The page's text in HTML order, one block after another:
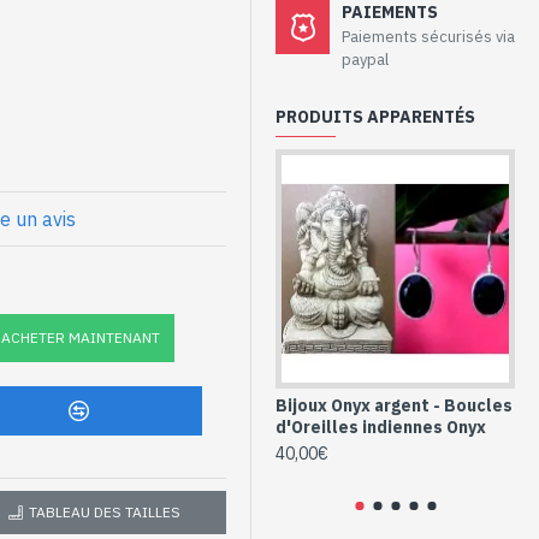
- Boucles
Améthyste
1000
pierre ovale, facettée à la
avec une attache
: 24mm x 15mm approx
argent et
ovale (BO-
un avis
ACHETER MAINTENANT
TABLEAU DES TAILLES
PAIEMENTS
Paiements sécurisés via
paypal
PRODUITS APPARENTÉS
Bijoux Onyx argent - Boucles
d'Oreilles indiennes Onyx
40,00€